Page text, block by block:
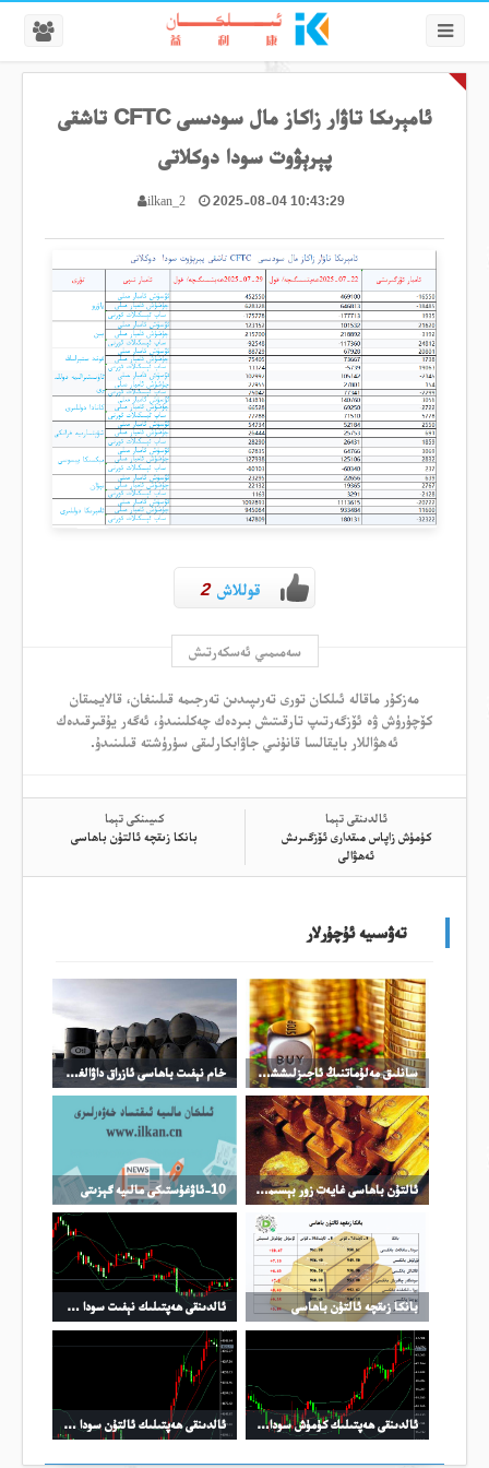
ئامېرىكا تاۋار زاكاز مال سودىسى CFTC تاشقى
پېرېۋوت سودا دوكلاتى
ilkan_2 2025-08-04 10:43:29
قوللاش 2
سەمىمىي ئەسكەرتىش
مەزكۇر ماقالە ئىلكان تورى تەرىپىدىن تەرجىمە قىلىنغان، قالايمىقان
كۆچۈرۈش ۋە ئۆزگەرتىپ تارقىتىش بىردەك چەكلىنىدۇ، ئەگەر يۇقىرقىدەك
ئەھۋاللار بايقالسا قانۇنىي جاۋابكارلىقى سۈرۈشتە قىلىنىدۇ.
ئالدىنقى تېما
كۈمۈش زاپاس مىقدارى ئۆزگىرىش
ئەھۋالى
كىيىنكى تېما
بانكا زىقچە ئالتۇن باھاسى
تەۋسىيە ئۇچۇرلار
سانلىق مەلۇماتنىڭ ئاجىزلىششى ئالتۇننى ئۆرلەش ھەرىكەتلەندۈرگۈچ كۈچى بىلەن تەمىنلىگەن خام نېفىت باھاسى ئازراق داۋالغۇپ تۇرماقتا
ئالتۇن باھاسى غايەت زور بېسىمغا بەرداشلىق بەردى 10-ئاۋغۇستىكى مالىيە گېزىتى
بانكا زىقچە ئالتۇن باھاسى ئالدىنقى ھەپتىلىك نېفىت سودا خۇلاسسسى
ئالدىنقى ھەپتىلىك كۈمۈش سودا خۇلاسسسى ئالدىنقى ھەپتىلىك ئالتۇن سودا خۇلاسسسى